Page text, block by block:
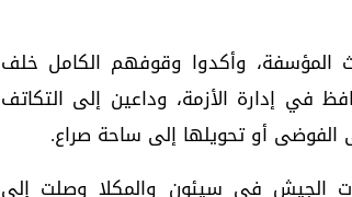
المؤسفة، وأكدوا وقوفهم الكامل خلف
في إدارة الأزمة، وداعين إلى التكاتف
الفوضى أو تحويلها إلى ساحة صراع.
الجيش في سيئون والمكلا وصلت إلى